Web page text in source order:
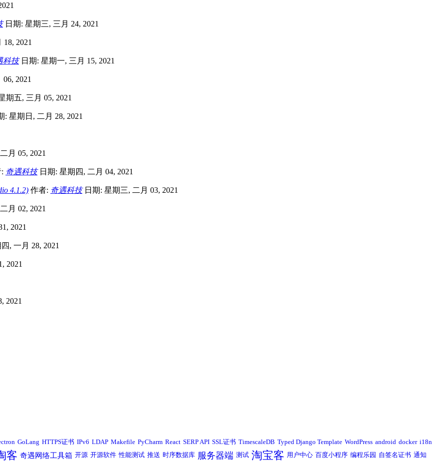
日期: 星期三, 三月 24, 2021
2021
科技日期: 星期一, 三月 15, 2021
2021
期五, 三月 05, 2021
: 星期日, 二月 28, 2021
月 05, 2021
奇遇科技日期: 星期四, 二月 04, 2021
4.1.2) 作者: 奇遇科技日期: 星期三, 二月 03, 2021
月 02, 2021
2021
, 一月 28, 2021
2021
2021
GoLang HTTPS证书 IPv6 LDAP Makefile PyCharm React SERP API SSL证书 TimescaleDB Typed Django Template WordPress android docker i18n
客 奇遇网络工具箱 开源 开源软件 性能测试 推送 时序数据库 服务器端 测试 淘宝客 用户中心 百度小程序 编程乐园 自签名证书 通知